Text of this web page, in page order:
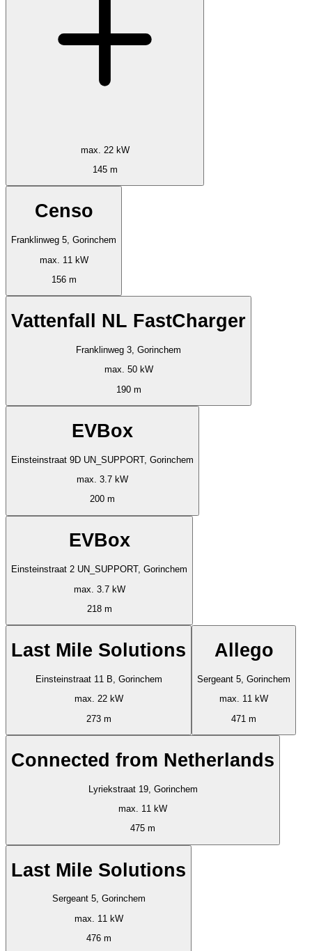
max. 22 kW
145 m
Censo
Franklinweg 5, Gorinchem
max. 11 kW
156 m
Vattenfall NL FastCharger
Franklinweg 3, Gorinchem
max. 50 kW
190 m
EVBox
Einsteinstraat 9D UN_SUPPORT, Gorinchem
max. 3.7 kW
200 m
EVBox
Einsteinstraat 2 UN_SUPPORT, Gorinchem
max. 3.7 kW
218 m
Last Mile Solutions
Einsteinstraat 11 B, Gorinchem
max. 22 kW
273 m
Allego
Sergeant 5, Gorinchem
max. 11 kW
471 m
Connected from Netherlands
Lyriekstraat 19, Gorinchem
max. 11 kW
475 m
Last Mile Solutions
Sergeant 5, Gorinchem
max. 11 kW
476 m